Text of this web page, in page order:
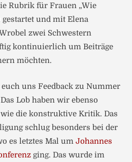
Rubrik für Frauen „Wie
und mit Elena
zwei Schwestern
kontinuierlich um Beiträge
möchten.
uns Feedback zu Nummer
Lob haben wir ebenso
die konstruktive Kritik. Das
schlug besonders bei der
es letztes Mal um Johannes
ging. Das wurde im